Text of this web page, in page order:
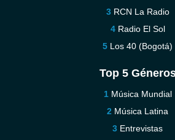
RCN La Radio
Radio El Sol
Los 40 (Bogotá)
Top 5
Música Mundial
Música Latina
Entrevistas